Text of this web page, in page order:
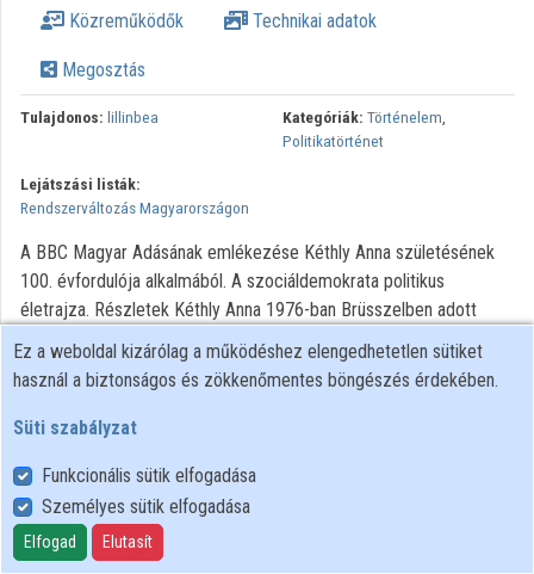
Közreműködők Technikai adatok
Megosztás
Tulajdonos: lillinbea Kategóriák: Történelem,
Politikatörténet
Lejátszási listák:
Rendszerváltozás Magyarországon
A BBC Magyar Adásának emlékezése Kéthly Anna születésének
100. évfordulója alkalmából. A szociáldemokrata politikus
életrajza. Részletek Kéthly Anna 1976-ban Brüsszelben adott
interjújából.
A BBC Magyar Adás archív hangfelvételeinek további
felhasználása engedélyhez kötött. Bármilyen felhasználási
szándék esetén kérjük, forduljon az Országos Széchényi Könyvtár
Történeti Interjúk Tárához!
Felhasználói szabályzat
Adatkezelési tájékoztató
Ez a weboldal kizárólag a működéshez elengedhetetlen sütiket
használ a biztonságos és zökkenőmentes böngészés érdekében.
Süti szabályzat
Funkcionális sütik elfogadása
Személyes sütik elfogadása
Elfogad Elutasít